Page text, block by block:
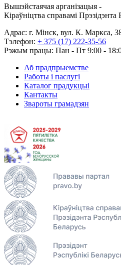
Вышэйстаячая арганізацыя -
Кіраўніцтва справамі Прэзідэнта
Адрас: г. Мінск, вул. К. Маркса,
Тэлефон: + 375 (17) 222-35-56
Рэжым працы: Пан - Пт 9:00 -
Аб прадпрыемстве
Работы і паслугі
Каталог прадукцыі
Кантакты
Звароты грамадзян